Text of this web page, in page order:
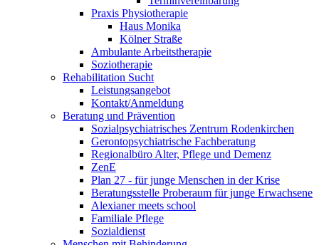
Praxis Physiotherapie
Haus Monika
Kölner Straße
Ambulante Arbeitstherapie
Soziotherapie
Rehabilitation Sucht
Leistungsangebot
Kontakt/Anmeldung
Beratung und Prävention
Sozialpsychiatrisches Zentrum Rodenkirchen
Gerontopsychiatrische Fachberatung
Regionalbüro Alter, Pflege und Demenz
ZenE
Plan 27 - für junge Menschen in der Krise
Beratungsstelle Proberaum für junge Erwachsene
Alexianer meets school
Familiale Pflege
Sozialdienst